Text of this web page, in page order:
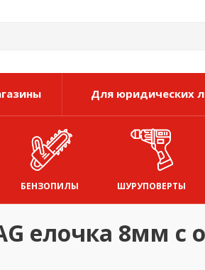
Для юридических
БЕНЗОПИЛЫ ШУРУПОВЕРТЫ
елочка 8мм